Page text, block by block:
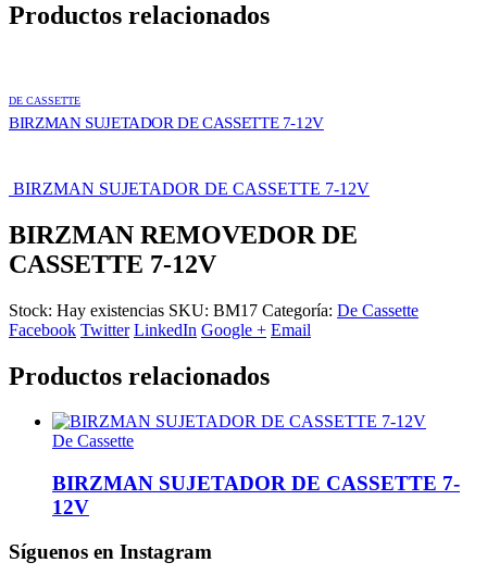
Productos relacionados
DE CASSETTE
BIRZMAN SUJETADOR DE CASSETTE 7-12V
BIRZMAN SUJETADOR DE CASSETTE 7-12V
BIRZMAN REMOVEDOR DE
CASSETTE 7-12V
Stock: Hay existencias SKU: BM17 Categoría: De Cassette
Facebook Twitter LinkedIn Google + Email
Productos relacionados
De Cassette
BIRZMAN SUJETADOR DE CASSETTE 7-
12V
Síguenos en Instagram